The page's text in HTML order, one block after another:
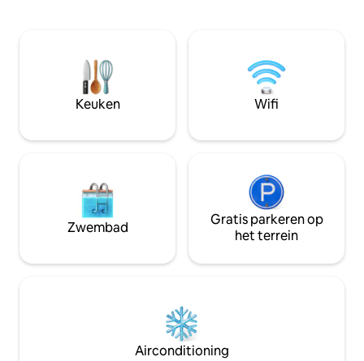
de avond vol met wijn en vinyl op de
speler. We hebben voldoende
parkeergelegenheid, dus neem de boot
mee, we helpen je graag verder.
Keuken Wifi
Zwembad
Gratis parkeren op
het terrein
Airconditioning